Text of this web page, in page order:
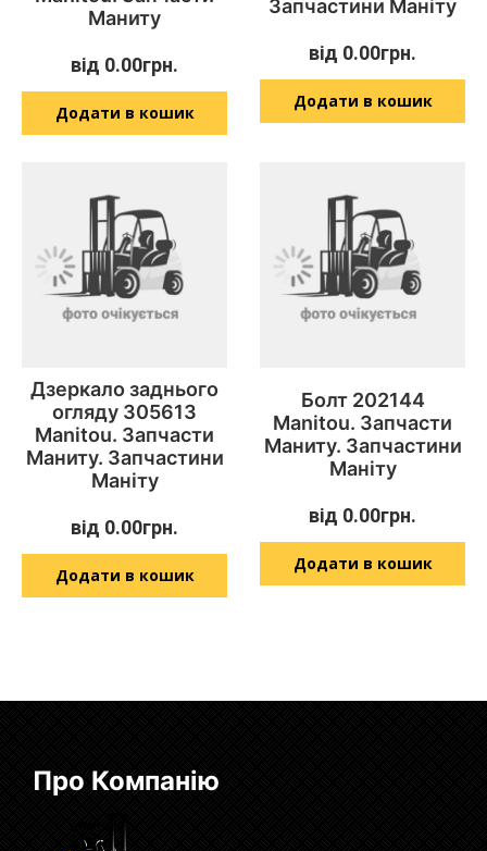
Маниту
від 0.00грн.
Додати в кошик
Запчастини Маніту
від 0.00грн.
Додати в кошик
Дзеркало заднього
огляду 305613
Manitou. Запчасти
Маниту. Запчастини
Маніту
від 0.00грн.
Додати в кошик
Болт 202144
Manitou. Запчасти
Маниту. Запчастини
Маніту
від 0.00грн.
Додати в кошик
Про Компанію